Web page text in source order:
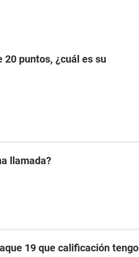
20 puntos, ¿cuál es su
llamada?
19 que calificación tengo